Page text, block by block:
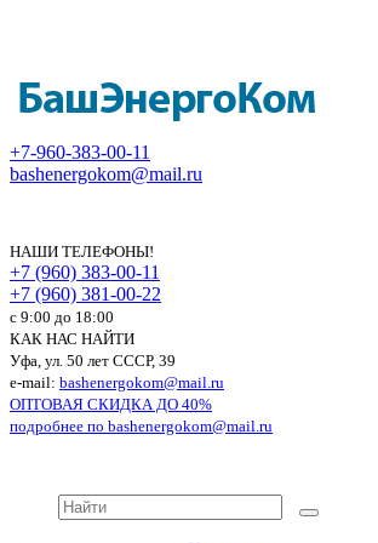
+7-960-383-00-11
bashenergokom@mail.ru
НАШИ ТЕЛЕФОНЫ!
+7 (960) 383-00-11
+7 (960) 381-00-22
c 9:00 до 18:00
КАК НАС НАЙТИ
Уфа, ул. 50 лет СССР, 39
e-mail: bashenergokom@mail.ru
ОПТОВАЯ СКИДКА ДО 40%
подробнее по bashenergokom@mail.ru